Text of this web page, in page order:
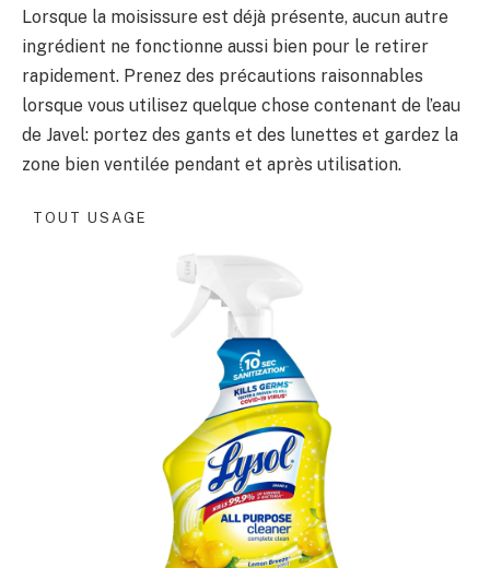
Lorsque la moisissure est déjà présente, aucun autre
ingrédient ne fonctionne aussi bien pour le retirer
rapidement. Prenez des précautions raisonnables
lorsque vous utilisez quelque chose contenant de l’eau
de Javel: portez des gants et des lunettes et gardez la
zone bien ventilée pendant et après utilisation.
TOUT USAGE